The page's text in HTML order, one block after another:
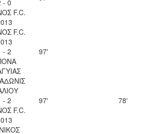
- 0
F.C.
F.C.
- 2
97'
- 2
F.C.
97' 78'